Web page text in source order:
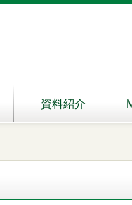
資料紹介